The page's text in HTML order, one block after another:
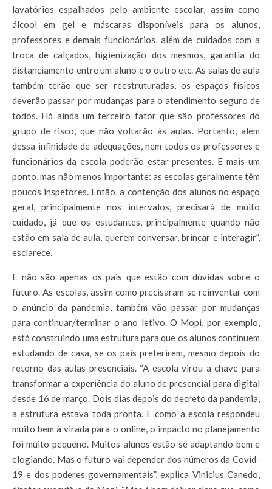
lavatórios espalhados pelo ambiente escolar, assim como
álcool em gel e máscaras disponíveis para os alunos,
professores e demais funcionários, além de cuidados com a
troca de calçados, higienização dos mesmos, garantia do
distanciamento entre um aluno e o outro etc. As salas de aula
também terão que ser reestruturadas, os espaços físicos
deverão passar por mudanças para o atendimento seguro de
todos. Há ainda um terceiro fator que são professores do
grupo de risco, que não voltarão às aulas. Portanto, além
dessa infinidade de adequações, nem todos os professores e
funcionários da escola poderão estar presentes. E mais um
ponto, mas não menos importante: as escolas geralmente têm
poucos inspetores. Então, a contenção dos alunos no espaço
geral, principalmente nos intervalos, precisará de muito
cuidado, já que os estudantes, principalmente quando não
estão em sala de aula, querem conversar, brincar e interagir”,
esclarece.
E não são apenas os pais que estão com dúvidas sobre o
futuro. As escolas, assim como precisaram se reinventar com
o anúncio da pandemia, também vão passar por mudanças
para continuar/terminar o ano letivo. O Mopi, por exemplo,
está construindo uma estrutura para que os alunos continuem
estudando de casa, se os pais preferirem, mesmo depois do
retorno das aulas presenciais. “A escola virou a chave para
transformar a experiência do aluno de presencial para digital
desde 16 de março. Dois dias depois do decreto da pandemia,
a estrutura estava toda pronta. E como a escola respondeu
muito bem à virada para o online, o impacto no planejamento
foi muito pequeno. Muitos alunos estão se adaptando bem e
elogiando. Mas o futuro vai depender dos números da Covid-
19 e dos poderes governamentais”, explica Vinicius Canedo,